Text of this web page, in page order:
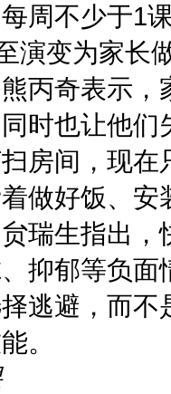
周不少于1
演变为家长
熊丙奇表示，
时也让他
房间，现
做好饭、安
贠瑞生指出，
抑郁等负
逃避，而
。